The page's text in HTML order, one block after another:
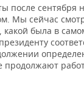
после
Мы сейчас
какой была в
продолжают